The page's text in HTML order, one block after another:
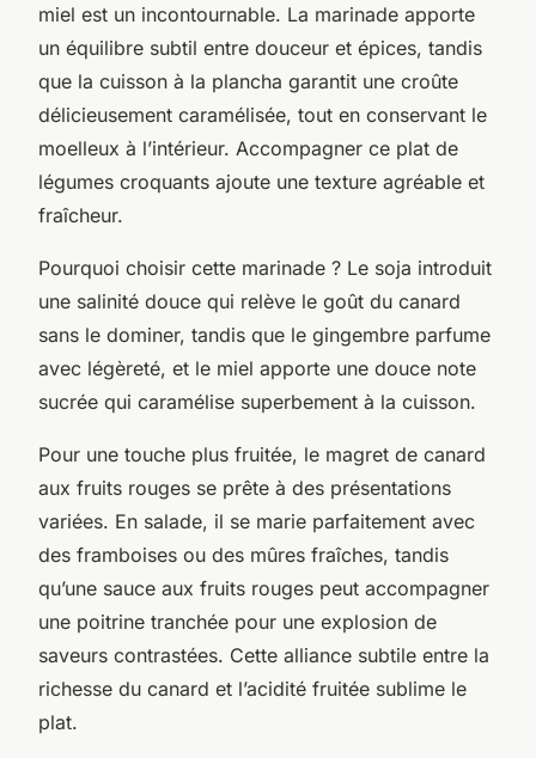
miel est un incontournable. La marinade apporte
un équilibre subtil entre douceur et épices, tandis
que la cuisson à la plancha garantit une croûte
délicieusement caramélisée, tout en conservant le
moelleux à l’intérieur. Accompagner ce plat de
légumes croquants ajoute une texture agréable et
fraîcheur.
Pourquoi choisir cette marinade ? Le soja introduit
une salinité douce qui relève le goût du canard
sans le dominer, tandis que le gingembre parfume
avec légèreté, et le miel apporte une douce note
sucrée qui caramélise superbement à la cuisson.
Pour une touche plus fruitée, le magret de canard
aux fruits rouges se prête à des présentations
variées. En salade, il se marie parfaitement avec
des framboises ou des mûres fraîches, tandis
qu’une sauce aux fruits rouges peut accompagner
une poitrine tranchée pour une explosion de
saveurs contrastées. Cette alliance subtile entre la
richesse du canard et l’acidité fruitée sublime le
plat.